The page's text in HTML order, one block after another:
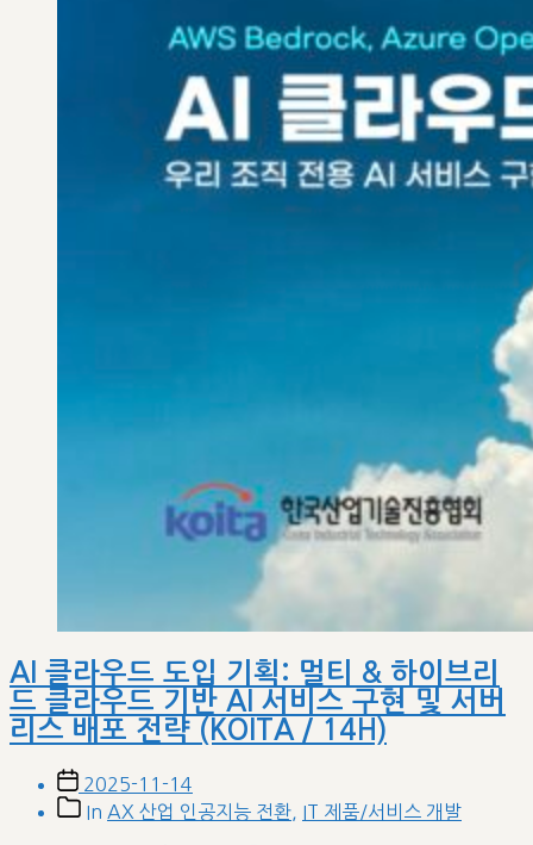
AI 클라우드 도입 기획: 멀티 & 하이브리
드 클라우드 기반 AI 서비스 구현 및 서버
리스 배포 전략 (KOITA / 14H)
Post
date
2025-11-14
PostIn AX 산업 인공지능 전환, IT 제품/서비스 개발